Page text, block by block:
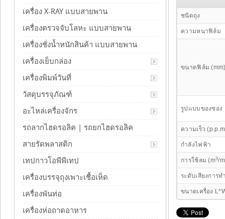
ชนิดถุง
ความหนาฟิล์ม
ขนาดฟิล์ม
รูปแบบของซอง
ความเร็ว
กำลังไฟฟ้า
การใช้ลม (m3/
ระดับเสียงการท
ขนาดเครื่อง
เครื่อง X-RAY แบบสายพาน
เครื่องตรวจจับโลหะ แบบสายพาน
เครื่องชั่งน้ำหนักสินค้า แบบสายพาน
เครื่องเย็บกล่อง
เครื่องพิมพ์วันที่
วัสดุบรรจุภัณฑ์
อะไหล่เครื่องจักร
รถลากไฮดรอลิค | รถยกไฮดรอลิค
สายรัดพลาสติก
เทปกาวโอพีพีเทป
เครื่องบรรจุถุงเพาะเชื้อเห็ด
เครื่องพันท่อ
เครื่องห่อถาดอาหาร